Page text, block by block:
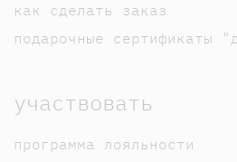
как сделать заказ
подарочные сертификаты
участвовать
программа лояльности